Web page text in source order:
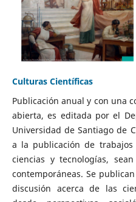
Culturas Científicas
Publicación anual y con una
abierta, es editada por el
Universidad de Santiago de
a la publicación de
ciencias y tecnologías,
contemporáneas. Se
discusión acerca de las